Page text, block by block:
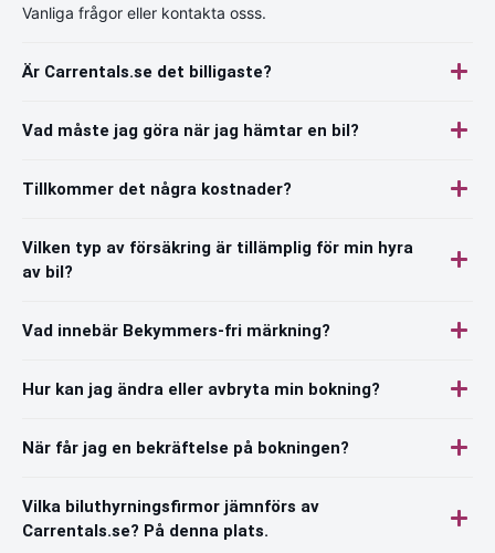
Vanliga frågor eller kontakta osss.
Är Carrentals.se det billigaste?
Vad måste jag göra när jag hämtar en bil?
Tillkommer det några kostnader?
Vilken typ av försäkring är tillämplig för min hyra
av bil?
Vad innebär Bekymmers-fri märkning?
Hur kan jag ändra eller avbryta min bokning?
När får jag en bekräftelse på bokningen?
Vilka biluthyrningsfirmor jämnförs av
Carrentals.se? På denna plats.